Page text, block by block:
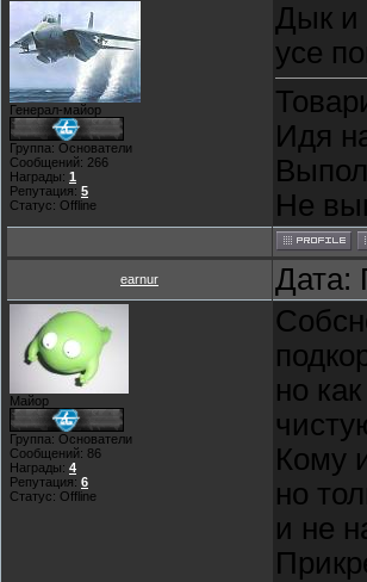
Генерал-майор
Группа: Основатели
Сообщений: 266
Награды: 1
Репутация: 5
Статус: Offline
Дык и
усе
Идя
Не
earnur Дата:
Майор
Группа: Основатели
Сообщений: 86
Награды: 4
Репутация: 6
Статус: Offline
но
Кому
но
и не